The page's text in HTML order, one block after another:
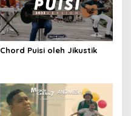
Chord Puisi oleh Jikustik